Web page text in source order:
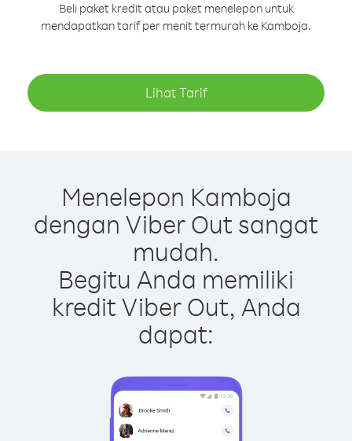
Beli paket kredit atau paket menelepon untuk
mendapatkan tarif per menit termurah ke Kamboja.
Lihat Tarif
Menelepon Kamboja
dengan Viber Out sangat
mudah.
Begitu Anda memiliki
kredit Viber Out, Anda
dapat: